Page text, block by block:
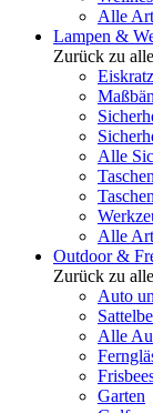
Alle
Lampen &
Zurück zu
Alle
Alle
Outdoor &
Zurück zu
Auto
Alle
Garten